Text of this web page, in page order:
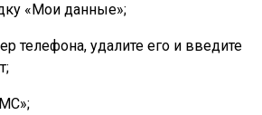
«Мои данные»;
телефона, удалите его и введите